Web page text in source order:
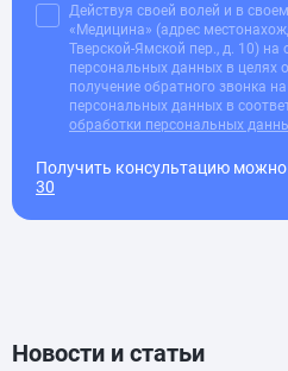
Действуя своей волей и в
«Медицина» (адрес
Тверской-Ямской пер., д. 10)
персональных данных в целях
получение обратного звонка на
персональных данных в
обработки персональных
Получить консультацию
30
Новости и статьи